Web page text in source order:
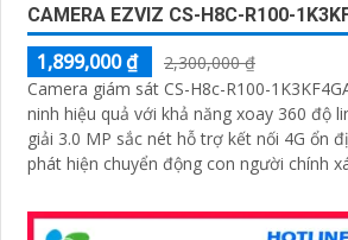
CAMERA EZVIZ CS-H8C-R100-
1,899,000 ₫
2,300,000 ₫
Camera giám sát CS-H8c-R100-
ninh hiệu quả với khả năng xoay 360 độ
giải 3.0 MP sắc nét hỗ trợ kết nối 4G ổn
phát hiện chuyển động con người chính